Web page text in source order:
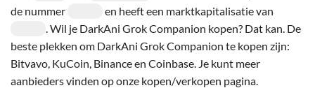
de nummer
en heeft een marktkapitalisatie van
. Wil je DarkAni Grok Companion kopen? Dat kan. De
beste plekken om DarkAni Grok Companion te kopen zijn:
Bitvavo, KuCoin, Binance en Coinbase. Je kunt meer
aanbieders vinden op onze kopen/verkopen pagina.